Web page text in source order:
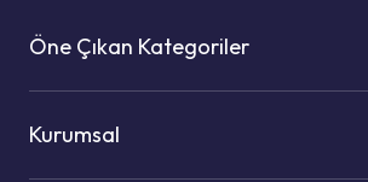
Öne Çıkan Kategoriler
Kurumsal